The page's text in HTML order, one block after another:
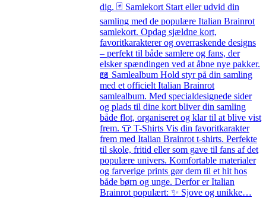
dig. 🃏 Samlekort Start eller udvid din
samling med de populære Italian Brainrot
samlekort. Opdag sjældne kort,
favoritkarakterer og overraskende designs
– perfekt til både samlere og fans, der
elsker spændingen ved at åbne nye pakker.
📖 Samlealbum Hold styr på din samling
med et officielt Italian Brainrot
samlealbum. Med specialdesignede sider
og plads til dine kort bliver din samling
både flot, organiseret og klar til at blive vist
frem. 👕 T-Shirts Vis din favoritkarakter
frem med Italian Brainrot t-shirts. Perfekte
til skole, fritid eller som gave til fans af det
populære univers. Komfortable materialer
og farverige prints gør dem til et hit hos
både børn og unge. Derfor er Italian
Brainrot populært: ✨ Sjove og unikke…